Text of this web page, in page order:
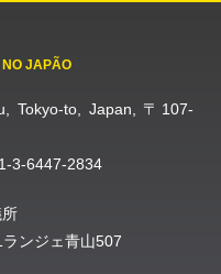
JAPÃO
Tokyo-to, Japan, 〒107-
3-6447-2834
ンジェ青山507